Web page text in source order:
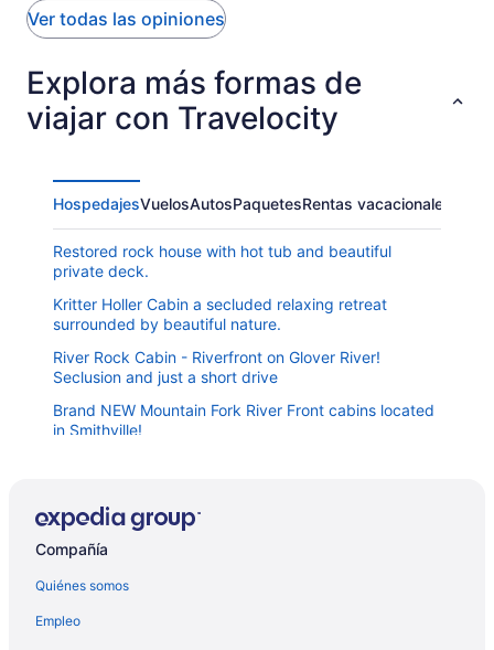
Ver todas las opiniones
Explora más formas de
viajar con Travelocity
HospedajesVuelosAutosPaquetesRentas vacacionales
Restored rock house with hot tub and beautiful
private deck.
Kritter Holler Cabin a secluded relaxing retreat
surrounded by beautiful nature.
River Rock Cabin - Riverfront on Glover River!
Seclusion and just a short drive
Brand NEW Mountain Fork River Front cabins located
in Smithville!
Merging Waters - Native Stone, couples cabin in the
Ouachita Mts-with STARLINK
access, kayaks included!
Dawn's Early Peak - Modern cabin w/ birds-eye view
Compañía
Quiénes somos
Empleo